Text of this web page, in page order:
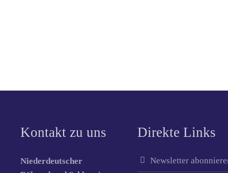
Kontakt zu uns
Niederdeutscher
Direkte Links
Newsletter